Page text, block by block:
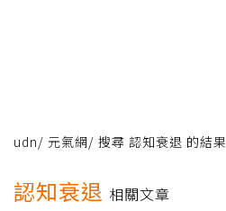
udn/ 元氣網/ 搜尋 認知衰退 的結果
認知衰退 相關文章